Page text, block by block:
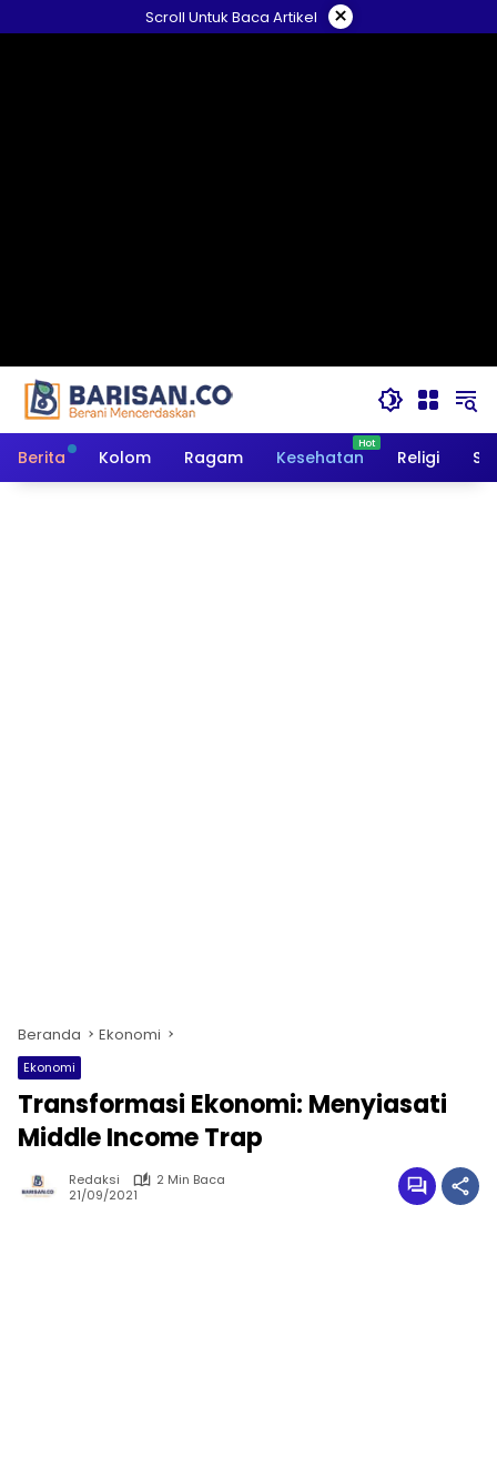
ke
Scroll Untuk Baca Artikel ×
Berita Kolom Ragam Kesehatan Religi
Beranda Ekonomi
Ekonomi
Transformasi Ekonomi: Menyiasati
Middle Income Trap
Redaksi
2 Min Baca
21/09/2021